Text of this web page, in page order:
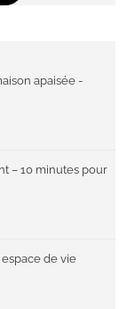
apaisée -
– 10 minutes pour
de vie